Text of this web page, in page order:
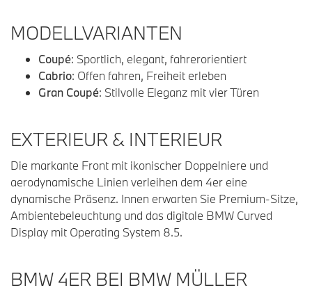
MODELLVARIANTEN
Coupé: Sportlich, elegant, fahrerorientiert
Cabrio: Offen fahren, Freiheit erleben
Gran Coupé: Stilvolle Eleganz mit vier Türen
EXTERIEUR & INTERIEUR
Die markante Front mit ikonischer Doppelniere und
aerodynamische Linien verleihen dem 4er eine
dynamische Präsenz. Innen erwarten Sie Premium-Sitze,
Ambientebeleuchtung und das digitale BMW Curved
Display mit Operating System 8.5.
BMW 4ER BEI BMW MÜLLER